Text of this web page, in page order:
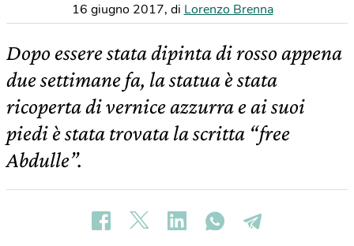
16 giugno 2017, di Lorenzo Brenna
Dopo essere stata dipinta di rosso appena
due settimane fa, la statua è stata
ricoperta di vernice azzurra e ai suoi
piedi è stata trovata la scritta “free
Abdulle”.